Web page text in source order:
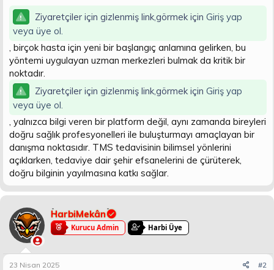
Ziyaretçiler için gizlenmiş link,görmek için Giriş yap
veya üye ol.
, birçok hasta için yeni bir başlangıç anlamına gelirken, bu
yöntemi uygulayan uzman merkezleri bulmak da kritik bir
noktadır.
Ziyaretçiler için gizlenmiş link,görmek için Giriş yap
veya üye ol.
, yalnızca bilgi veren bir platform değil, aynı zamanda bireyleri
doğru sağlık profesyonelleri ile buluşturmayı amaçlayan bir
danışma noktasıdır. TMS tedavisinin bilimsel yönlerini
açıklarken, tedaviye dair şehir efsanelerini de çürüterek,
doğru bilginin yayılmasına katkı sağlar.
HarbiMekân
Kurucu Admin Harbi Üye
23 Nisan 2025 #2